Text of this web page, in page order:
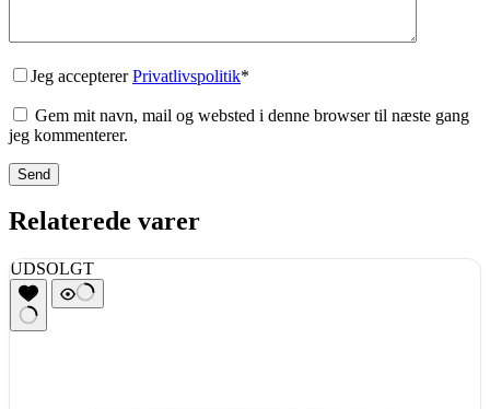
Jeg acceptererPrivatlivspolitik*
Gem mit navn, mail og websted i denne browser til næste gang
jeg kommenterer.
Send
Relaterede varer
UDSOLGT